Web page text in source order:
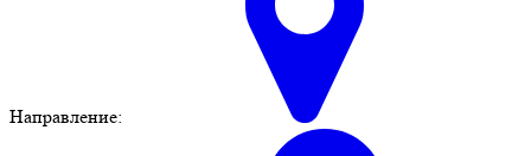
Направление: